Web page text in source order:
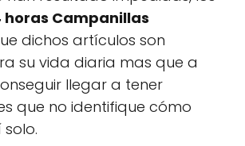
horas Campanillas
dichos artículos son
su vida diaria mas que a
llegar a tener
que no identifique cómo